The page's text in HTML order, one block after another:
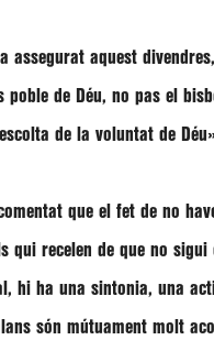
assegurat aquest
poble de Déu, no pas el
de la voluntat de
que el fet de no
qui recelen de que no sigui
hi ha una sintonia, una
són mútuament molt